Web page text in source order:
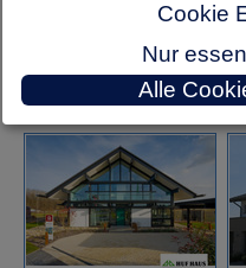
Musterhaus Köln Hausnummer 7
Cookie
Nur
Alle